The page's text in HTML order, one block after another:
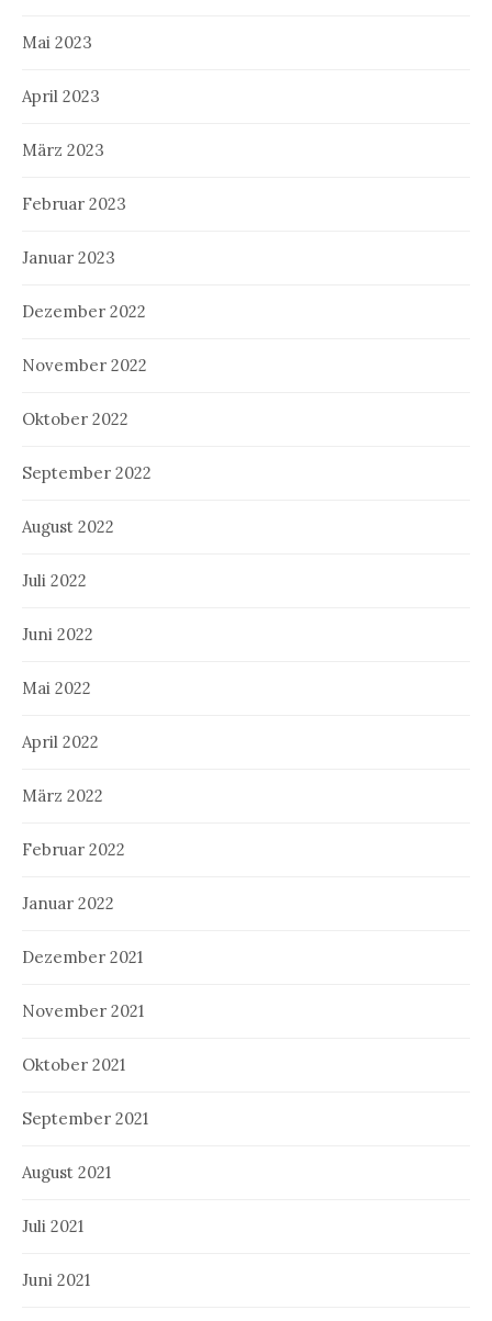
Mai 2023
April 2023
März 2023
Februar 2023
Januar 2023
Dezember 2022
November 2022
Oktober 2022
September 2022
August 2022
Juli 2022
Juni 2022
Mai 2022
April 2022
März 2022
Februar 2022
Januar 2022
Dezember 2021
November 2021
Oktober 2021
September 2021
August 2021
Juli 2021
Juni 2021